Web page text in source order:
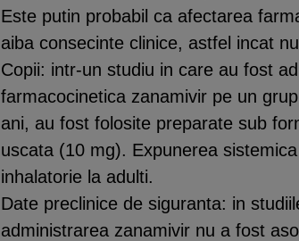
Este putin probabil ca afectarea
aiba consecinte clinice, astfel incat
Copii: intr-un studiu in care au fost
farmacocinetica zanamivir pe un
ani, au fost folosite preparate sub
uscata (10 mg). Expunerea
inhalatorie la adulti.
Date preclinice de siguranta: in
administrarea zanamivir nu a fost